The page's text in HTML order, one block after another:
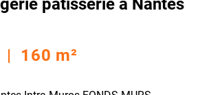
pâtisserie à Nantes
| 160 m²